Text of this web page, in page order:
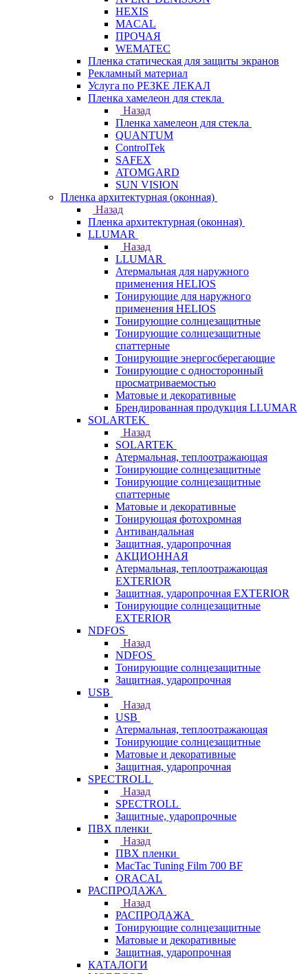
HEXIS
MACAL
ПРОЧАЯ
WEMATEC
Пленка статическая для защиты экранов
Рекламный материал
Услуга по РЕЗКЕ ЛЕКАЛ
Пленка хамелеон для стекла
Назад
Пленка хамелеон для стекла
QUANTUM
ControlTek
SAFEX
ATOMGARD
SUN VISION
Пленка архитектурная (оконная)
Назад
Пленка архитектурная (оконная)
LLUMAR
Назад
LLUMAR
Атермальная для наружного
применения HELIOS
Тонирующие для наружного
применения HELIOS
Тонирующие солнцезащитные
Тонирующие солнцезащитные
спаттерные
Тонирующие энергосберегающие
Тонирующие с односторонный
просматриваемостью
Матовые и декоративные
Брендированная продукция LLUMAR
SOLARTEK
Назад
SOLARTEK
Атермальная, теплоотражающая
Тонирующие солнцезащитные
Тонирующие солнцезащитные
спаттерные
Матовые и декоративные
Тонирующая фотохромная
Антивандальная
Защитная, ударопрочная
АКЦИОННАЯ
Атермальная, теплоотражающая
EXTERIOR
Защитная, ударопрочная EXTERIOR
Тонирующие солнцезащитные
EXTERIOR
NDFOS
Назад
NDFOS
Тонирующие солнцезащитные
Защитная, ударопрочная
USB
Назад
USB
Атермальная, теплоотражающая
Тонирующие солнцезащитные
Матовые и декоративные
Защитная, ударопрочная
SPECTROLL
Назад
SPECTROLL
Защитные, ударопрочные
ПВХ пленки
Назад
ПВХ пленки
MacTac Tuning Film 700 BF
ORACAL
РАСПРОДАЖА
Назад
РАСПРОДАЖА
Тонирующие солнцезащитные
Матовые и декоративные
Защитная, ударопрочная
КАТАЛОГИ